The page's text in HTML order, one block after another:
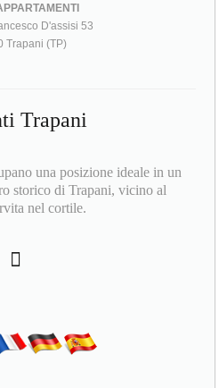
D'assisi 53
Trapani (TP)
Trapani
una posizione ideale in un
storico di Trapani, vicino al
nel cortile.